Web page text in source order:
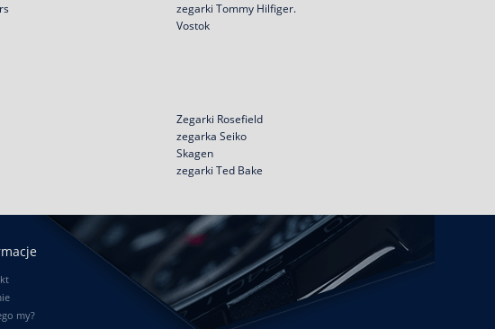
zegarki Tommy Hilfiger.
Vostok
Zegarki Rosefield
zegarka Seiko
Skagen
zegarki Ted Bake
my?